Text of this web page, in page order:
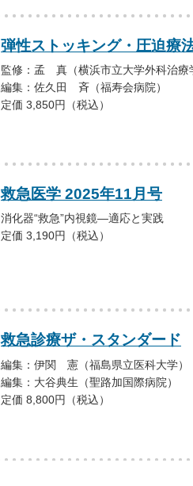
弾性ストッキング・圧迫
監修：孟 真（横浜市立大学外科治療
編集：佐久田 斉（福寿会病院）
定価 3,850円（税込）
救急医学 2025年11月号
消化器“救急”内視鏡―適応と実践
定価 3,190円（税込）
救急診療ザ・スタンダード
編集：伊関 憲（福島県立医科大学）
編集：大谷典生（聖路加国際病院）
定価 8,800円（税込）